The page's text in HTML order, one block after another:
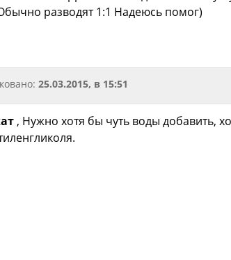
разводят 1:1 Надеюсь помог)
25.03.2015, в 15:51
, Нужно хотя бы чуть воды добавить,